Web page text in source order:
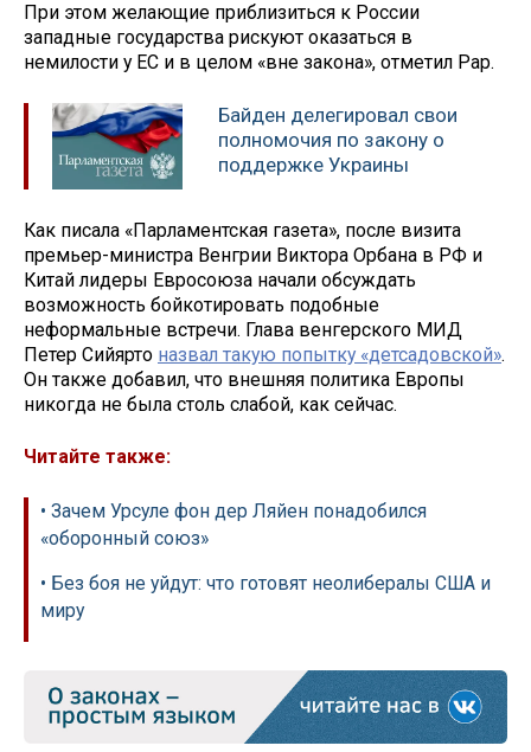
При этом желающие приблизиться к России
западные государства рискуют оказаться в
немилости у ЕС и в целом «вне закона», отметил Рар.
Байден делегировал свои
полномочия по закону о
поддержке Украины
Как писала «Парламентская газета», после визита
премьер-министра Венгрии Виктора Орбана в РФ и
Китай лидеры Евросоюза начали обсуждать
возможность бойкотировать подобные
неформальные встречи. Глава венгерского МИД
Петер Сийярто назвал такую попытку «детсадовской».
Он также добавил, что внешняя политика Европы
никогда не была столь слабой, как сейчас.
Читайте также:
• Зачем Урсуле фон дер Ляйен понадобился
«оборонный союз»
• Без боя не уйдут: что готовят неолибералы США и
миру